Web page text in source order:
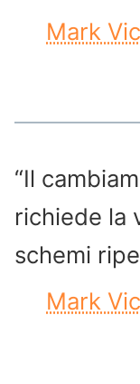
Mark
“Il
richiede la
schemi
Mark